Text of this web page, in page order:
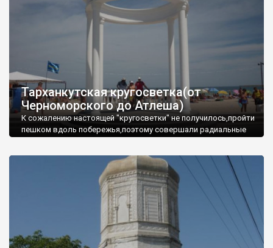
Тарханкутская кругосветка(от
Черноморского до Атлеша)
К сожалению настоящей "кругосветки" не получилось,пройти
пешком вдоль побережья,поэтому совершали радиальные